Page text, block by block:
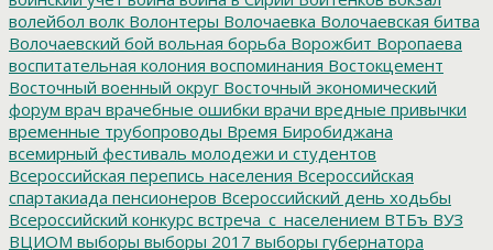
волейбол волк Волонтеры Волочаевка Волочаевская битва
Волочаевский бой вольная борьба Ворожбит Воропаева
воспитательная колония воспоминания Востокцемент
Восточный военный округ Восточный экономический
форум врач врачебные ошибки врачи вредные привычки
временные трубопроводы Время Биробиджана
всемирный фестиваль молодежи и студентов
Всероссийская перепись населения Всероссийская
спартакиада пенсионеров Всероссийский день ходьбы
Всероссийский конкурс встреча_с_населением ВТБъ ВУЗ
ВЦИОМ выборы выборы 2017 выборы губернатора